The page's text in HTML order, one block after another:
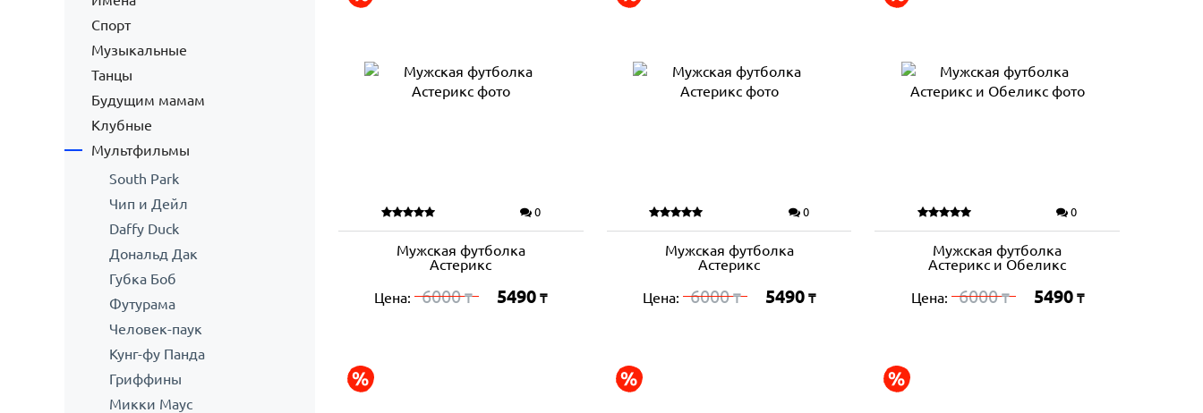
Спорт
Музыкальные
Танцы
Будущим мамам
Клубные
Мультфильмы
South Park
Чип и Дейл
Daffy Duck
Дональд Дак
Губка Боб
Футурама
Человек-паук
Кунг-фу Панда
Гриффины
Микки Маус
0
Мужская футболка
Астерикс
Цена: 6000₸ 5490 ₸
0
Мужская футболка
Астерикс
Цена: 6000₸ 5490 ₸
0
Мужская футболка
Астерикс и Обеликс
Цена: 6000₸ 5490 ₸